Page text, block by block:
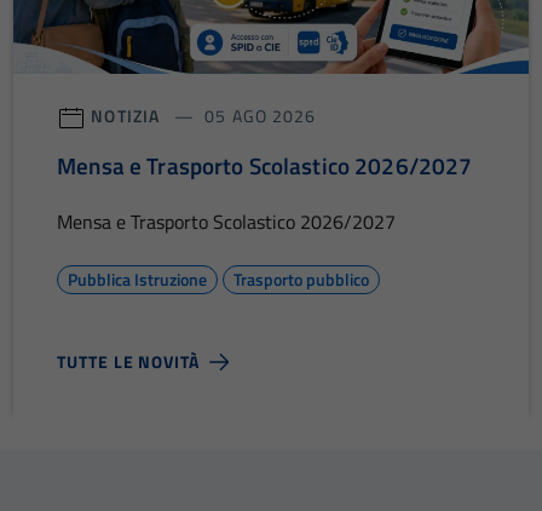
NOTIZIA 05 AGO 2026
Mensa e Trasporto Scolastico 2026/2027
Mensa e Trasporto Scolastico 2026/2027
Pubblica Istruzione Trasporto pubblico
TUTTE LE NOVITÀ